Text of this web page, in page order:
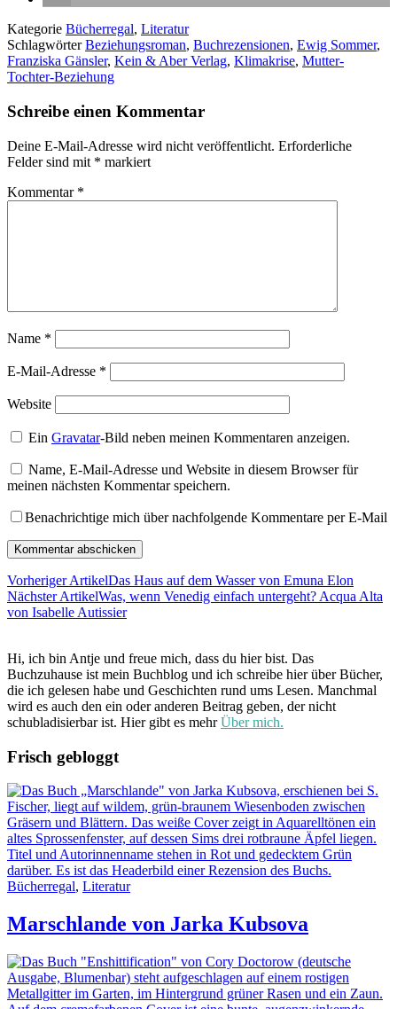
Kategorie Bücherregal, Literatur
SchlagwörterBeziehungsroman, Buchrezensionen, Ewig Sommer,
Franziska Gänsler, Kein & Aber Verlag, Klimakrise, Mutter-
Tochter-Beziehung
Schreibe einen Kommentar
Deine E-Mail-Adresse wird nicht veröffentlicht. Erforderliche
Felder sind mit * markiert
Kommentar *
Name *
E-Mail-Adresse *
Website
EinGravatar-Bild neben meinen Kommentaren anzeigen.
Name, E-Mail-Adresse und Website in diesem Browser für
meinen nächsten Kommentar speichern.
Benachrichtige mich über nachfolgende Kommentare per E-Mail
Vorheriger ArtikelDas Haus auf dem Wasser von Emuna Elon
Nächster ArtikelWas, wenn Venedig einfach untergeht? Acqua Alta
von Isabelle Autissier
Hi, ich bin Antje und freue mich, dass du hier bist. Das
Buchzuhause ist mein Buchblog und ich schreibe hier über Bücher,
die ich gelesen habe und Geschichten rund ums Lesen. Manchmal
wird es auch den ein oder anderen Beitrag geben, der nicht
schubladisierbar ist. Hier gibt es mehrÜber mich.
Frisch gebloggt
Bücherregal, Literatur
Marschlande von Jarka Kubsova